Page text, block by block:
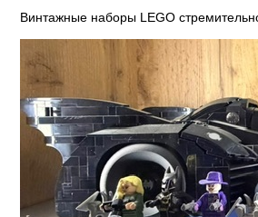
Винтажные наборы LEGO